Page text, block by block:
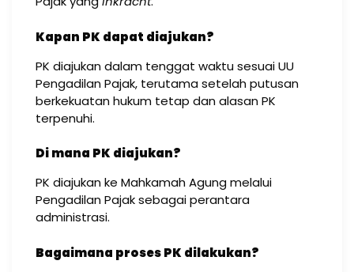
Kapan PK dapat diajukan?
PK diajukan dalam tenggat waktu sesuai UU
Pengadilan Pajak, terutama setelah putusan
berkekuatan hukum tetap dan alasan PK
terpenuhi.
Di mana PK diajukan?
PK diajukan ke Mahkamah Agung melalui
Pengadilan Pajak sebagai perantara
administrasi.
Bagaimana proses PK dilakukan?